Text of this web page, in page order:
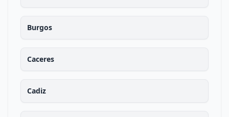
Burgos
Caceres
Cadiz